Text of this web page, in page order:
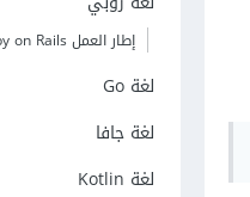
إطار العمل Ruby on Rails
لغة Go
لغة جافا
لغة Kotlin